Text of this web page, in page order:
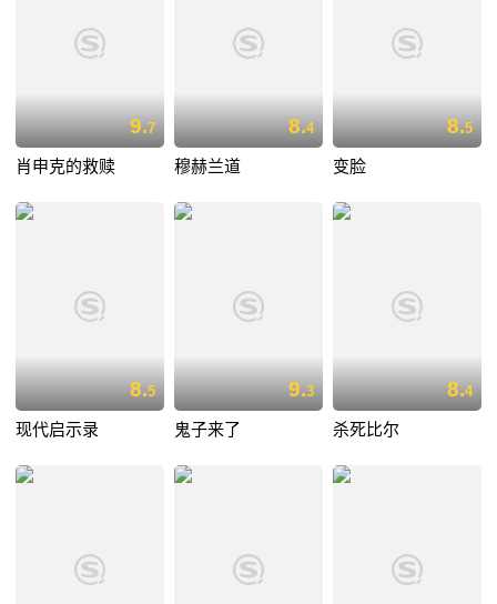
9.7
肖申克的救赎
8.4
穆赫兰道
8.5
变脸
8.5
现代启示录
9.3
鬼子来了
8.4
杀死比尔